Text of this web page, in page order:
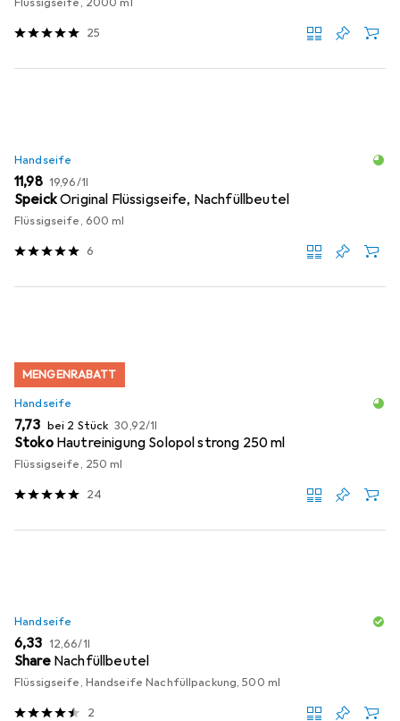
Flüssigseife, 2000 ml
25
Handseife
EUR
11,98 EUR
19,96/1l
SpeickOriginal Flüssigseife, Nachfüllbeutel
Flüssigseife, 600 ml
6
MENGENRABATT
Handseife
EUR
7,73 bei 2 Stück EUR
30,92/1l
Stoko Hautreinigung Solopol strong 250 ml
Flüssigseife, 250 ml
24
Handseife
EUR
6,33 EUR
12,66/1l
Share Nachfüllbeutel
Flüssigseife, Handseife Nachfüllpackung, 500 ml
2